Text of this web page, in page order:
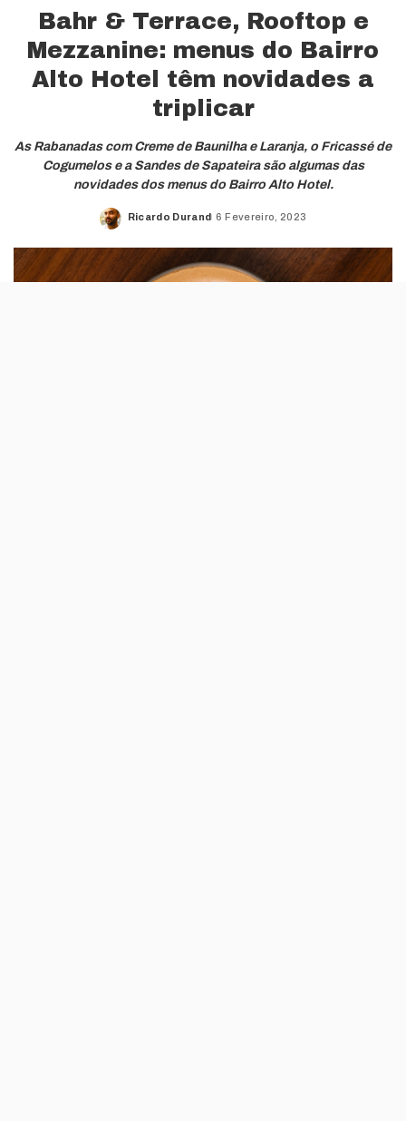
Bahr & Terrace, Rooftop e
Mezzanine: menus do Bairro
Alto Hotel têm novidades a
triplicar
As Rabanadas com Creme de Baunilha e Laranja, o Fricassé de
Cogumelos e a Sandes de Sapateira são algumas das
novidades dos menus do Bairro Alto Hotel.
Posted
Ricardo Durand 6 Fevereiro, 2023